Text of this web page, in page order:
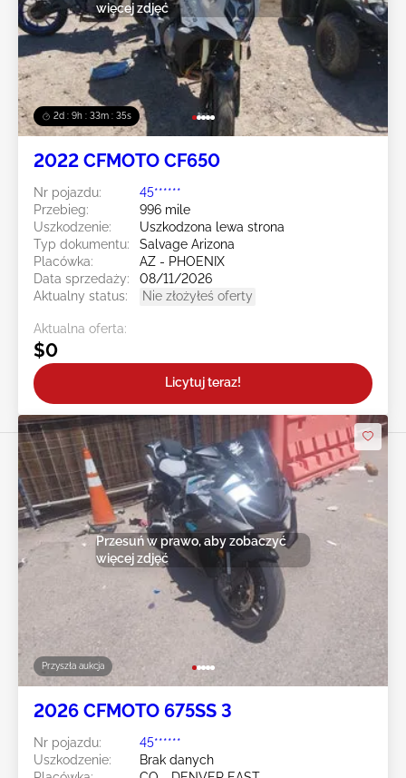
2d : 9h : 33m : 34s
więcej zdjęć
2022 CFMOTO CF650
Nr pojazdu:
45******
Przebieg:
996 mile
Uszkodzenie:
Uszkodzona lewa strona
Typ dokumentu:
Salvage Arizona
Placówka:
AZ - PHOENIX
Data sprzedaży:
08/11/2026
Aktualny status:
Nie złożyłeś oferty
Aktualna oferta:
$0
Licytuj teraz!
Przyszła aukcja
Przesuń w prawo, aby zobaczyć
więcej zdjęć
2026 CFMOTO 675SS 3
Nr pojazdu:
45******
Uszkodzenie:
Brak danych